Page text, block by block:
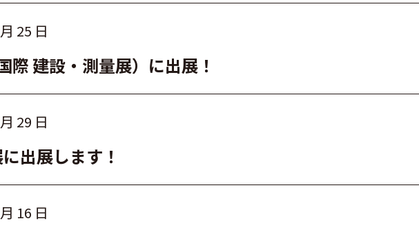
25 日
際 建設・測量展）に出展！
29 日
出展します！
16 日